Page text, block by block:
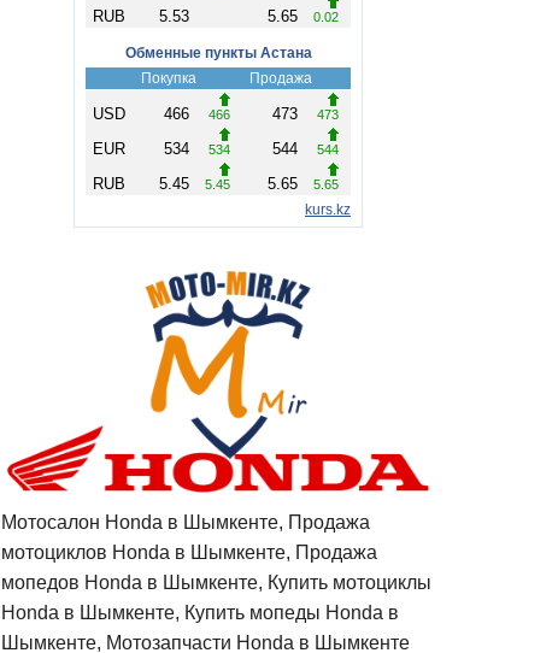
Мотосалон Honda в Шымкенте, Продажа
мотоциклов Honda в Шымкенте, Продажа
мопедов Honda в Шымкенте, Купить мотоциклы
Honda в Шымкенте, Купить мопеды Honda в
Шымкенте, Мотозапчасти Honda в Шымкенте